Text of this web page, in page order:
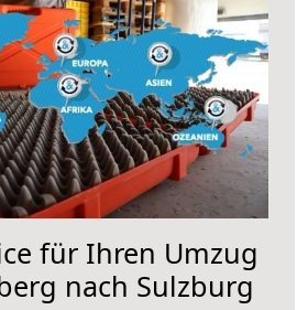
für Ihren Umzug
nach Sulzburg